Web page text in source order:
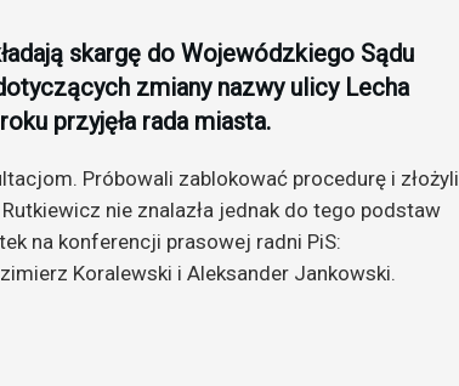
skargę do Wojewódzkiego Sądu
zmiany nazwy ulicy Lecha
przyjęła rada miasta.
Próbowali zablokować procedurę i złożyli
nie znalazła jednak do tego podstaw
na konferencji prasowej radni PiS:
Koralewski i Aleksander Jankowski.